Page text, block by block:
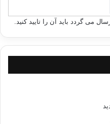
می گردد باید آن را تایید کنید.